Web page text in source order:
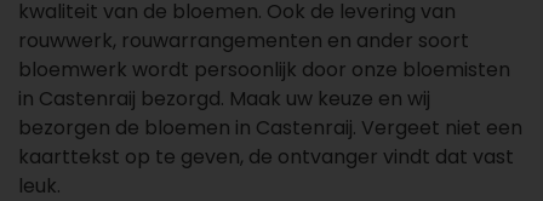
kwaliteit van de bloemen. Ook de levering van
rouwwerk, rouwarrangementen en ander soort
bloemwerk wordt persoonlijk door onze bloemisten
in Castenraij bezorgd. Maak uw keuze en wij
bezorgen de bloemen in Castenraij. Vergeet niet een
kaarttekst op te geven, de ontvanger vindt dat vast
leuk.